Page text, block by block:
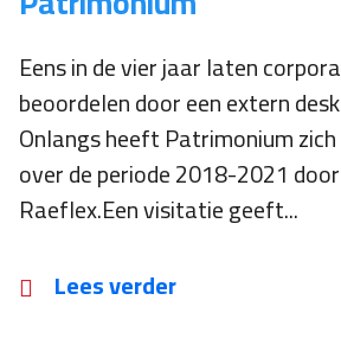
Eens in de vier jaar laten
beoordelen door een extern
Onlangs heeft Patrimonium
over de periode 2018-2021
Raeflex.Een visitatie geeft...
Lees verder